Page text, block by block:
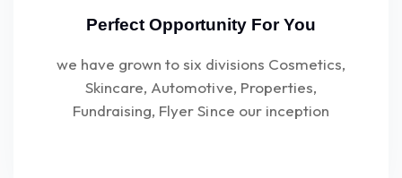
Perfect Opportunity For You
we have grown to six divisions Cosmetics,
Skincare, Automotive, Properties,
Fundraising, Flyer Since our inception